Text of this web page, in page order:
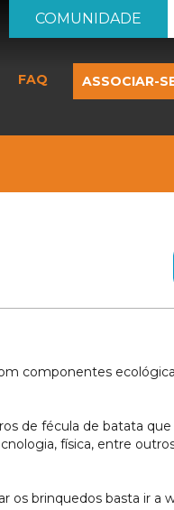
COMUNIDADE
FAQ ASSOCIAR-
componentes
de fécula de batata
física, entre
os brinquedos basta ir a